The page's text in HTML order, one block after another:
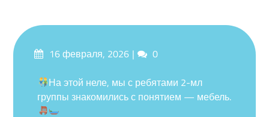
Опубликовано
16 февраля, 2026 Комментарии
0
На этой неле, мы с ребятами 2-мл
группы знакомились с понятием — мебель.